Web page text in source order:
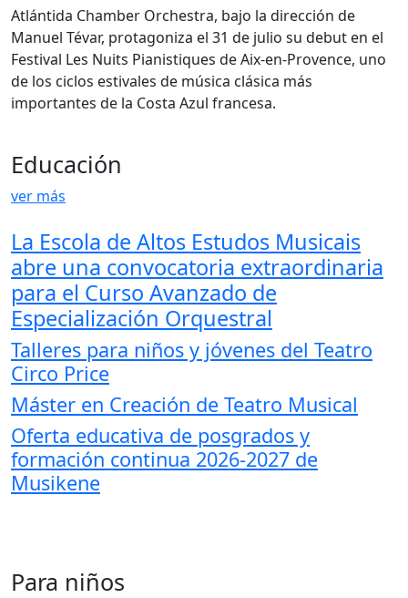
Atlántida Chamber Orchestra, bajo la dirección de
Manuel Tévar, protagoniza el 31 de julio su debut en el
Festival Les Nuits Pianistiques de Aix-en-Provence, uno
de los ciclos estivales de música clásica más
importantes de la Costa Azul francesa.
Educación
ver más
La Escola de Altos Estudos Musicais
abre una convocatoria extraordinaria
para el Curso Avanzado de
Especialización Orquestral
Talleres para niños y jóvenes del Teatro
Circo Price
Máster en Creación de Teatro Musical
Oferta educativa de posgrados y
formación continua 2026-2027 de
Musikene
Para niños